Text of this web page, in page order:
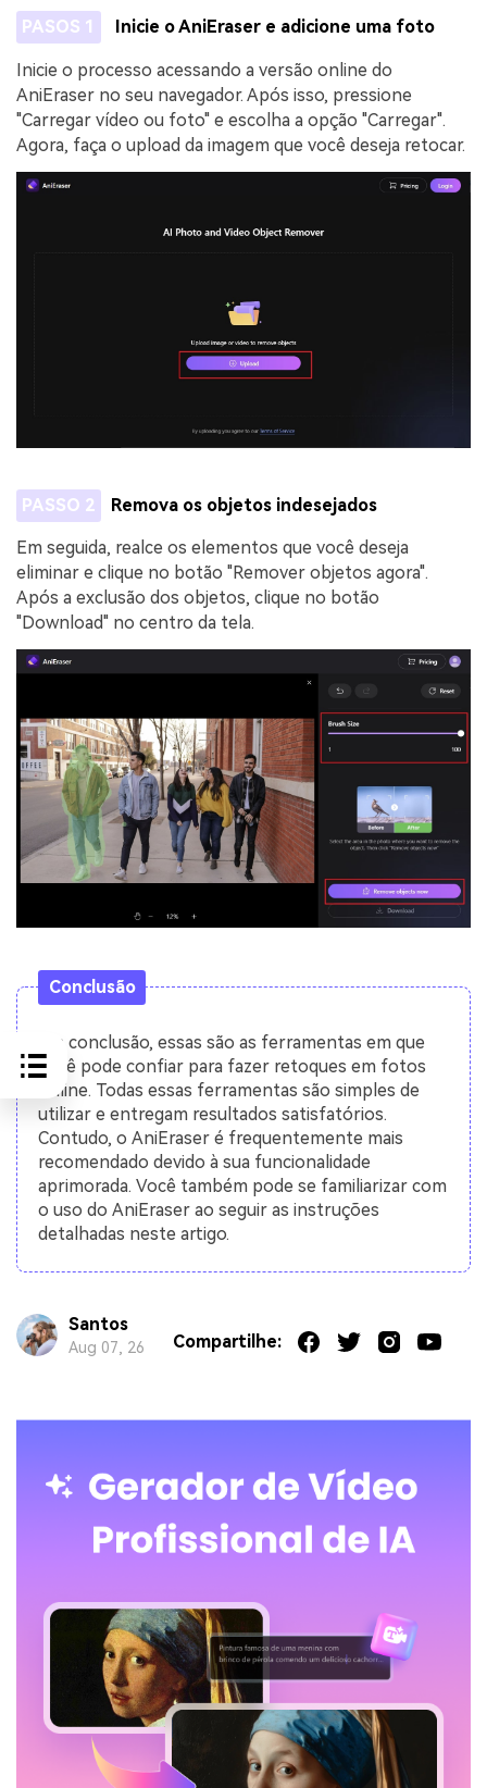
PASOS 1 Inicie o AniEraser e adicione uma foto
Inicie o processo acessando a versão online do
AniEraser no seu navegador. Após isso, pressione
"Carregar vídeo ou foto" e escolha a opção "Carregar".
Agora, faça o upload da imagem que você deseja retocar.
PASSO 2 Remova os objetos indesejados
Em seguida, realce os elementos que você deseja
eliminar e clique no botão "Remover objetos agora".
Após a exclusão dos objetos, clique no botão
"Download" no centro da tela.
Conclusão
Em conclusão, essas são as ferramentas em que
você pode confiar para fazer retoques em fotos
online. Todas essas ferramentas são simples de
utilizar e entregam resultados satisfatórios.
Contudo, o AniEraser é frequentemente mais
recomendado devido à sua funcionalidade
aprimorada. Você também pode se familiarizar com
o uso do AniEraser ao seguir as instruções
detalhadas neste artigo.
Santos
Aug 07, 26 Compartilhe: